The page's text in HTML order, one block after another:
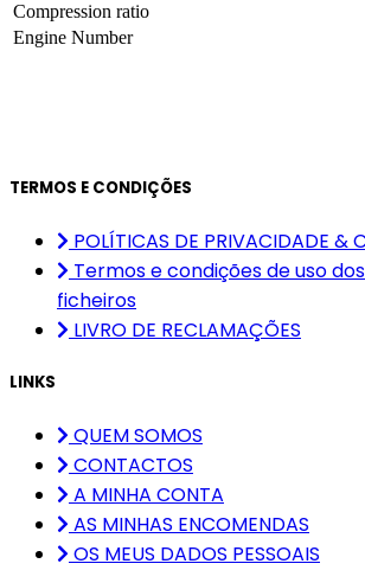
Compression ratio
Engine Number
TERMOS E CONDIÇÕES
POLÍTICAS DE PRIVACIDADE &
Termos e condições de uso
ficheiros
LIVRO DE RECLAMAÇÕES
LINKS
QUEM SOMOS
CONTACTOS
A MINHA CONTA
AS MINHAS ENCOMENDAS
OS MEUS DADOS PESSOAIS